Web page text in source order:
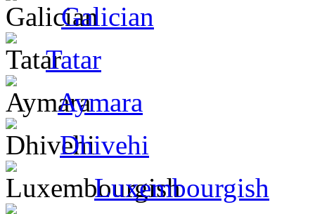
Galician
Tatar
Aymara
Dhivehi
Luxembourgish